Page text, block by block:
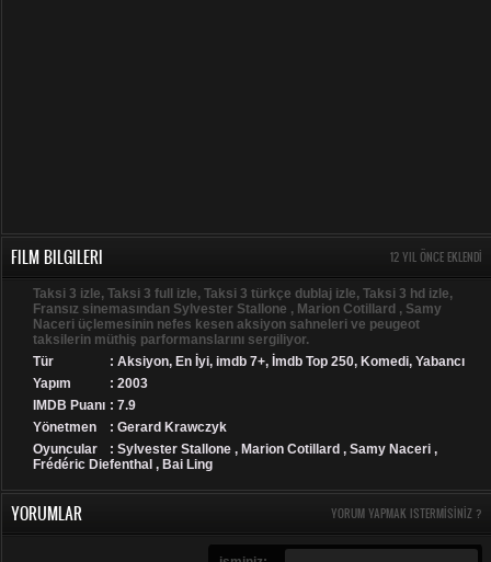
FILM BILGILERI 12 YIL ÖNCE EKLENDI
Taksi 3 izle, Taksi 3 full izle, Taksi 3 türkçe dublaj izle, Taksi 3 hd izle,
Fransız sinemasından Sylvester Stallone , Marion Cotillard , Samy
Naceri üçlemesinin nefes kesen aksiyon sahneleri ve peugeot
taksilerin müthiş parformanslarını sergiliyor.
Tür
: Aksiyon, En İyi, imdb 7+, İmdb Top 250, Komedi, Yabancı
Yapım
: 2003
IMDB Puanı : 7.9
Yönetmen
: Gerard Krawczyk
Oyuncular
: Sylvester Stallone , Marion Cotillard , Samy Naceri ,
Frédéric Diefenthal , Bai Ling
YORUMLAR YORUM YAPMAK ISTERMISINIZ ?